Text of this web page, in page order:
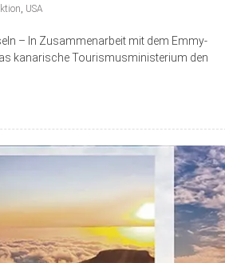
USA
– In Zusammenarbeit mit dem Emmy-
kanarische Tourismusministerium den